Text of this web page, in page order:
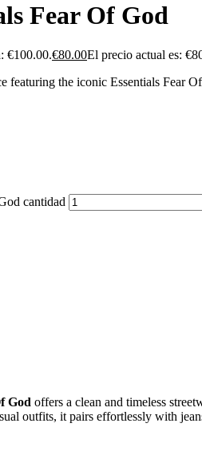
Fear Of God
€100.00.€80.00El precio actual es:
featuring the iconic Essentials Fear
cantidad
God offers a clean and timeless
outfits, it pairs effortlessly with